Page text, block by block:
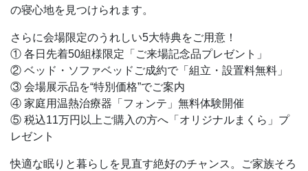
の寝心地を見つけられます。
さらに会場限定のうれしい5大特典をご用意！
① 各日先着50組様限定「ご来場記念品プレゼント」
② ベッド・ソファベッドご成約で「組立・設置料無料」
③ 会場展示品を“特別価格”でご案内
④ 家庭用温熱治療器「フォンテ」無料体験開催
⑤ 税込11万円以上ご購入の方へ「オリジナルまくら」プ
レゼント
快適な眠りと暮らしを見直す絶好のチャンス。ご家族そろ